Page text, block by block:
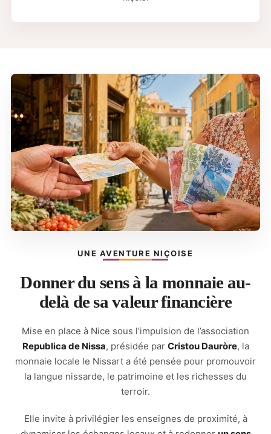
UNE AVENTURE NIÇOISE
Donner du sens à la monnaie au-
delà de sa valeur financière
Mise en place à Nice sous l’impulsion de l’association
Republica de Nissa, présidée par Cristou Dauròre, la
monnaie locale le Nissart a été pensée pour promouvoir
la langue nissarde, le patrimoine et les richesses du
terroir.
Elle invite à privilégier les enseignes de proximité, à